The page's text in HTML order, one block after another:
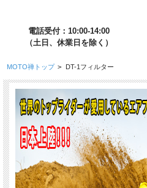
電話受付：10:00-14:00
（土日、休業日を除く）
MOTO禅トップ > DT-1フィルター